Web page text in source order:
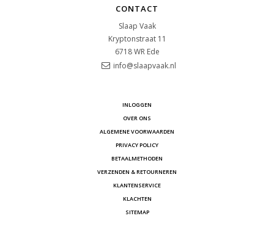
CONTACT
Slaap Vaak
Kryptonstraat 11
6718 WR Ede
info@slaapvaak.nl
INLOGGEN
OVER ONS
ALGEMENE VOORWAARDEN
PRIVACY POLICY
BETAALMETHODEN
VERZENDEN & RETOURNEREN
KLANTENSERVICE
KLACHTEN
SITEMAP